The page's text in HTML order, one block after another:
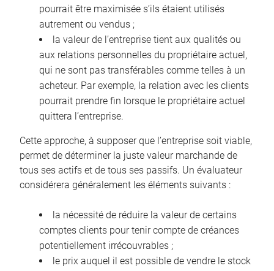
pourrait être maximisée s’ils étaient utilisés
autrement ou vendus ;
la valeur de l’entreprise tient aux qualités ou
aux relations personnelles du propriétaire actuel,
qui ne sont pas transférables comme telles à un
acheteur. Par exemple, la relation avec les clients
pourrait prendre fin lorsque le propriétaire actuel
quittera l’entreprise.
Cette approche, à supposer que l’entreprise soit viable,
permet de déterminer la juste valeur marchande de
tous ses actifs et de tous ses passifs. Un évaluateur
considérera généralement les éléments suivants :
la nécessité de réduire la valeur de certains
comptes clients pour tenir compte de créances
potentiellement irrécouvrables ;
le prix auquel il est possible de vendre le stock